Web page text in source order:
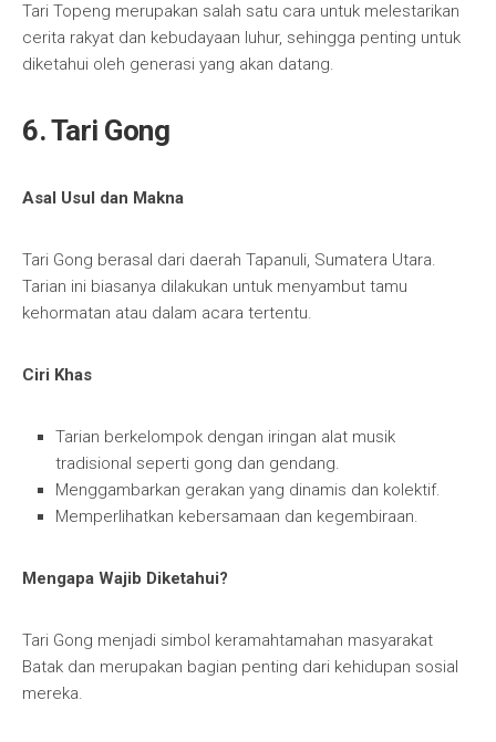
Tari Topeng merupakan salah satu cara untuk melestarikan
cerita rakyat dan kebudayaan luhur, sehingga penting untuk
diketahui oleh generasi yang akan datang.
6. Tari Gong
Asal Usul dan Makna
Tari Gong berasal dari daerah Tapanuli, Sumatera Utara.
Tarian ini biasanya dilakukan untuk menyambut tamu
kehormatan atau dalam acara tertentu.
Ciri Khas
Tarian berkelompok dengan iringan alat musik
tradisional seperti gong dan gendang.
Menggambarkan gerakan yang dinamis dan kolektif.
Memperlihatkan kebersamaan dan kegembiraan.
Mengapa Wajib Diketahui?
Tari Gong menjadi simbol keramahtamahan masyarakat
Batak dan merupakan bagian penting dari kehidupan sosial
mereka.